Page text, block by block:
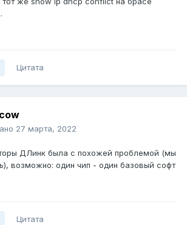
Цитата
27 марта, 2022
ДЛинк была с похожей проблемой (мы
возможно: один чип - один базовый софт
Цитата